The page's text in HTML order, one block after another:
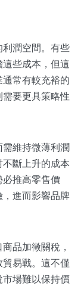
潤空間。有些
些成本，但這
常有較充裕的
要更具策略性
維持微薄利潤
斷上升的成本
推高零售價
進而影響品牌
品加徵關稅，
易戰。這不僅
場難以保持價